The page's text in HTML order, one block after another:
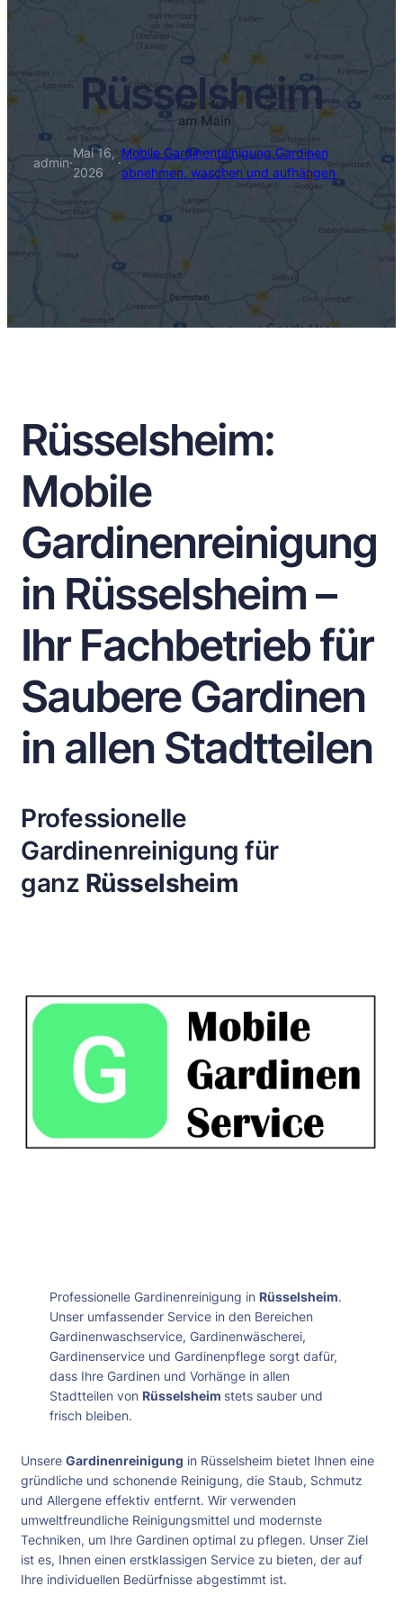
Rüsselsheim
admin·
Mai 16,
2026
·
Mobile Gardinenreinigung Gardinen
abnehmen, waschen und aufhängen
Rüsselsheim:
Mobile
Gardinenreinigung
in Rüsselsheim –
Ihr Fachbetrieb für
Saubere Gardinen
in allen Stadtteilen
Professionelle
Gardinenreinigung für
ganz Rüsselsheim
Professionelle Gardinenreinigung in Rüsselsheim.
Unser umfassender Service in den Bereichen
Gardinenwaschservice, Gardinenwäscherei,
Gardinenservice und Gardinenpflege sorgt dafür,
dass Ihre Gardinen und Vorhänge in allen
Stadtteilen von Rüsselsheim stets sauber und
frisch bleiben.
Unsere Gardinenreinigung in Rüsselsheim bietet Ihnen eine
gründliche und schonende Reinigung, die Staub, Schmutz
und Allergene effektiv entfernt. Wir verwenden
umweltfreundliche Reinigungsmittel und modernste
Techniken, um Ihre Gardinen optimal zu pflegen. Unser Ziel
ist es, Ihnen einen erstklassigen Service zu bieten, der auf
Ihre individuellen Bedürfnisse abgestimmt ist.